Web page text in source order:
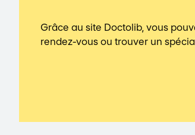
Grâce au site Doctolib, vous
rendez-vous ou trouver un